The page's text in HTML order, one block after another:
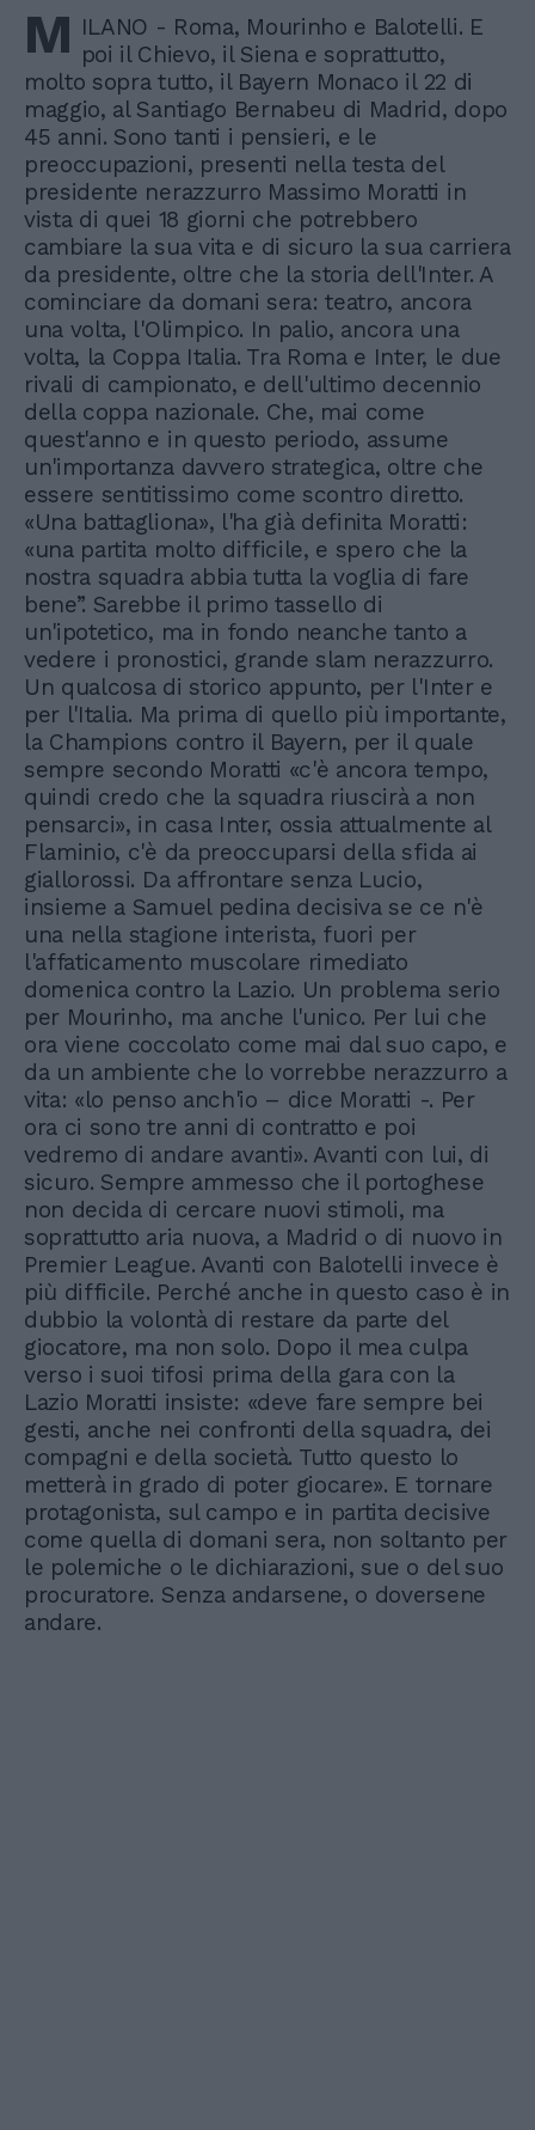
M ILANO - Roma, Mourinho e Balotelli. E
poi il Chievo, il Siena e soprattutto,
molto sopra tutto, il Bayern Monaco il 22 di
maggio, al Santiago Bernabeu di Madrid, dopo
45 anni. Sono tanti i pensieri, e le
preoccupazioni, presenti nella testa del
presidente nerazzurro Massimo Moratti in
vista di quei 18 giorni che potrebbero
cambiare la sua vita e di sicuro la sua carriera
da presidente, oltre che la storia dell'Inter. A
cominciare da domani sera: teatro, ancora
una volta, l'Olimpico. In palio, ancora una
volta, la Coppa Italia. Tra Roma e Inter, le due
rivali di campionato, e dell'ultimo decennio
della coppa nazionale. Che, mai come
quest'anno e in questo periodo, assume
un'importanza davvero strategica, oltre che
essere sentitissimo come scontro diretto.
«Una battagliona», l'ha già definita Moratti:
«una partita molto difficile, e spero che la
nostra squadra abbia tutta la voglia di fare
bene”. Sarebbe il primo tassello di
un'ipotetico, ma in fondo neanche tanto a
vedere i pronostici, grande slam nerazzurro.
Un qualcosa di storico appunto, per l'Inter e
per l'Italia. Ma prima di quello più importante,
la Champions contro il Bayern, per il quale
sempre secondo Moratti «c'è ancora tempo,
quindi credo che la squadra riuscirà a non
pensarci», in casa Inter, ossia attualmente al
Flaminio, c'è da preoccuparsi della sfida ai
giallorossi. Da affrontare senza Lucio,
insieme a Samuel pedina decisiva se ce n'è
una nella stagione interista, fuori per
l'affaticamento muscolare rimediato
domenica contro la Lazio. Un problema serio
per Mourinho, ma anche l'unico. Per lui che
ora viene coccolato come mai dal suo capo, e
da un ambiente che lo vorrebbe nerazzurro a
vita: «lo penso anch'io – dice Moratti -. Per
ora ci sono tre anni di contratto e poi
vedremo di andare avanti». Avanti con lui, di
sicuro. Sempre ammesso che il portoghese
non decida di cercare nuovi stimoli, ma
soprattutto aria nuova, a Madrid o di nuovo in
Premier League. Avanti con Balotelli invece è
più difficile. Perché anche in questo caso è in
dubbio la volontà di restare da parte del
giocatore, ma non solo. Dopo il mea culpa
verso i suoi tifosi prima della gara con la
Lazio Moratti insiste: «deve fare sempre bei
gesti, anche nei confronti della squadra, dei
compagni e della società. Tutto questo lo
metterà in grado di poter giocare». E tornare
protagonista, sul campo e in partita decisive
come quella di domani sera, non soltanto per
le polemiche o le dichiarazioni, sue o del suo
procuratore. Senza andarsene, o doversene
andare.